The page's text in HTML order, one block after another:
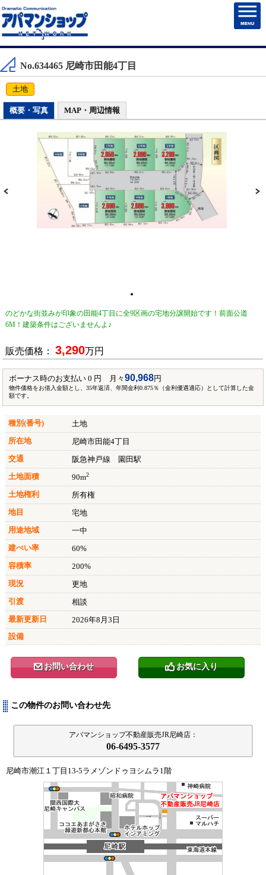
売買物件検索
マンション管理
チェックしたお部屋
No.634465 尼崎市田能4丁目
土地
概要・写真 MAP・周辺情報
●
のどかな街並みが印象の田能4丁目に全9区画の宅地分譲開始です！前面公道
6M！建築条件はございませんよ♪
販売価格： 3,290万円
ボーナス時のお支払い 0 円 月々90,968円
物件価格をお借入金額とし、35年返済、年間金利0.875％（金利優遇適応）として計算した金
額です。
種別(番号)
土地
所在地
尼崎市田能4丁目
交通
阪急神戸線 園田駅
土地面積
90m2
土地権利
所有権
地目
宅地
用途地域
一中
建ぺい率
60%
容積率
200%
現況
更地
引渡
相談
最新更新日
2026年8月3日
設備
@お問い合わせ 0お気に入り
この物件のお問い合わせ先
アパマンショップ不動産販売JR尼崎店：
06-6495-3577
尼崎市潮江１丁目13-5ラメゾンドゥヨシムラ1階